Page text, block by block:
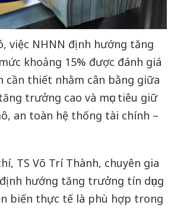
việc NHNN định hướng tăng
khoảng 15% được đánh giá
cần thiết nhằm cân bằng giữa
trưởng cao và mục tiêu giữ
an toàn hệ thống tài chính –
TS Võ Trí Thành, chuyên gia
hướng tăng trưởng tín dụng
biến thực tế là phù hợp trong